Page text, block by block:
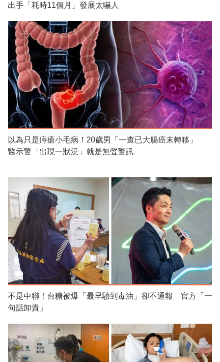
出手「耗時11個月」發展太嚇人
以為只是痔瘡小毛病！20歲男「一查已大腸癌末轉移」
醫示警「出現一狀況」就是無聲警訊
不是中聯！台糖被爆「最早驗到毒油」卻不通報 官方「一
句話卸責」